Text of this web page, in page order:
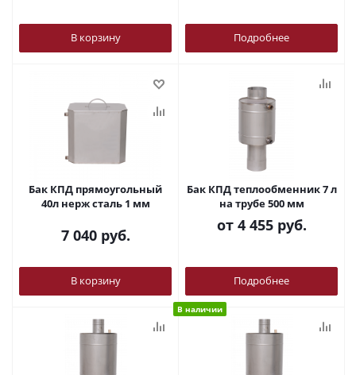
В корзину Подробнее
Бак КПД прямоугольный
40л нерж сталь 1 мм
7 040руб.
В корзину
Бак КПД теплообменник 7 л
на трубе 500 мм
от 4 455 руб.
Подробнее
В наличии